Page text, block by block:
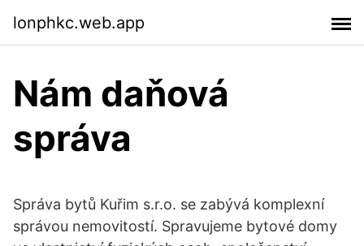
lonphkc.web.app
Nám daňová
správa
Správa bytů Kuřim s.r.o. se zabývá komplexní
správou nemovitostí. Spravujeme bytové domy